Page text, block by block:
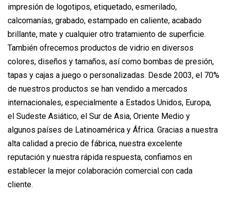
impresión de logotipos, etiquetado, esmerilado,
calcomanías, grabado, estampado en caliente, acabado
brillante, mate y cualquier otro tratamiento de superficie.
También ofrecemos productos de vidrio en diversos
colores, diseños y tamaños, así como bombas de presión,
tapas y cajas a juego o personalizadas. Desde 2003, el 70%
de nuestros productos se han vendido a mercados
internacionales, especialmente a Estados Unidos, Europa,
el Sudeste Asiático, el Sur de Asia, Oriente Medio y
algunos países de Latinoamérica y África. Gracias a nuestra
alta calidad a precio de fábrica, nuestra excelente
reputación y nuestra rápida respuesta, confiamos en
establecer la mejor colaboración comercial con cada
cliente.